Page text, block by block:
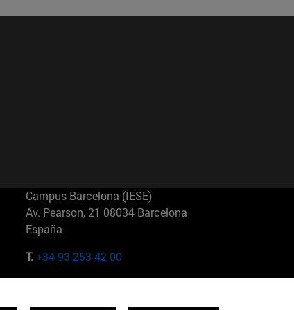
Campus Barcelona (IESE)
Av. Pearson, 21 08034 Barcelona
España
T.+34 93 253 42 00